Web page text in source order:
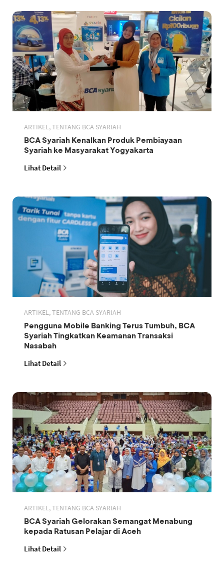
ARTIKEL, TENTANG BCA SYARIAH
BCA Syariah Kenalkan Produk Pembiayaan
Syariah ke Masyarakat Yogyakarta
Lihat Detail
ARTIKEL, TENTANG BCA SYARIAH
Pengguna Mobile Banking Terus Tumbuh, BCA
Syariah Tingkatkan Keamanan Transaksi
Nasabah
Lihat Detail
ARTIKEL, TENTANG BCA SYARIAH
BCA Syariah Gelorakan Semangat Menabung
kepada Ratusan Pelajar di Aceh
Lihat Detail